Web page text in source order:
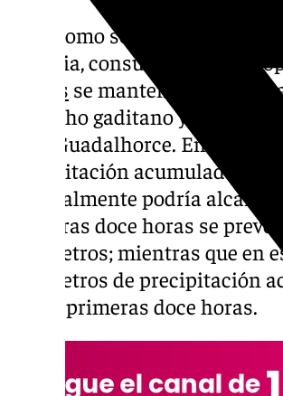
Tal y como se entiende de
Agencia, consultada por
lluvias se mantendrá activo
Estrecho gaditano y en la
Sol y Guadalhorce. En
precipitación acumulada en
puntualmente podría
primeras doce horas se
milímetros; mientras que en
milímetros de precipitación
en las primeras doce horas.